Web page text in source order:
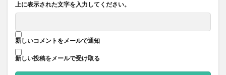
上に表示された文字を入力してください。
新しいコメントをメールで通知
新しい投稿をメールで受け取る